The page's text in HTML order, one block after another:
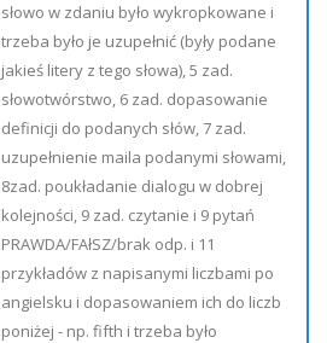
słowo w zdaniu było wykropkowane i
trzeba było je uzupełnić (były podane
jakieś litery z tego słowa), 5 zad.
słowotwórstwo, 6 zad. dopasowanie
definicji do podanych słów, 7 zad.
uzupełnienie maila podanymi słowami,
8zad. poukładanie dialogu w dobrej
kolejności, 9 zad. czytanie i 9 pytań
PRAWDA/FAłSZ/brak odp. i 11
przykładów z napisanymi liczbami po
angielsku i dopasowaniem ich do liczb
poniżej - np. fifth i trzeba było